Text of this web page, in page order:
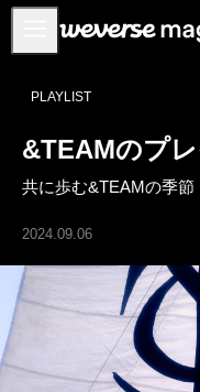
お知らせ
FEATURE
INTERVIEW
REVIEW
INTERACTIVE
FIRST+VIEW
INDUSTRY
PLAYLIST
&TEAMのプ
共に歩む&TEAMの季節
2024.09.06